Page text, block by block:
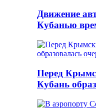
Движение
Кубанью
Перед
Кубань